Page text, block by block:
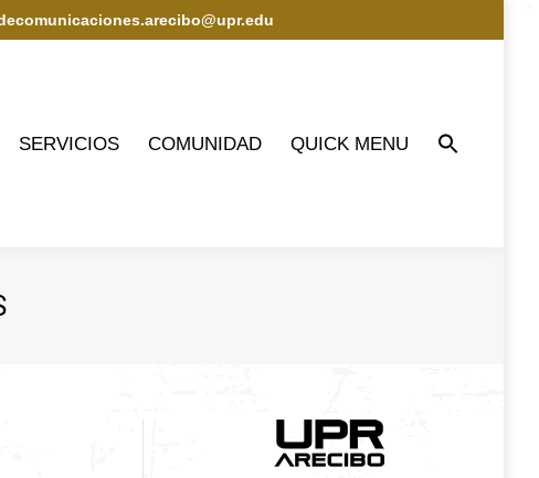
SERVICIOS COMUNIDAD QUICK MENU
COMUNIDAD